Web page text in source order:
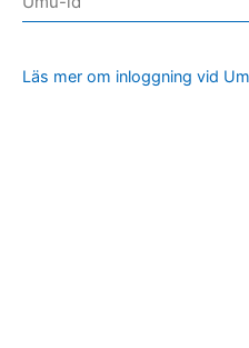
Läs mer om inloggning vid